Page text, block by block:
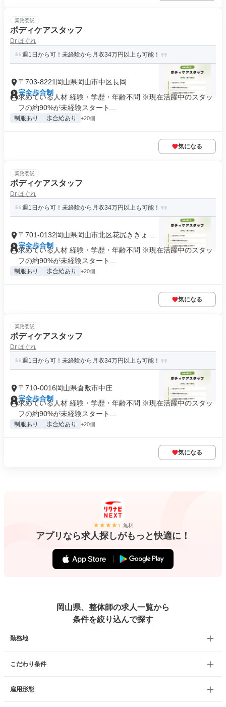
業務委託
ボディケアスタッフ
Dr ほぐれ
週1日から可！未経験から月収34万円以上も可能！
〒703-8221岡山県岡山市中区長岡
完全歩合制
求めている人材 経験・学歴・年齢不問 ※現在活躍中のスタッ
フの約90%が未経験スタート...
制服あり 歩合給あり +20個
気になる
業務委託
ボディケアスタッフ
Dr ほぐれ
週1日から可！未経験から月収34万円以上も可能！
〒701-0132岡山県岡山市北区花尻ききょう
町
完全歩合制
求めている人材 経験・学歴・年齢不問 ※現在活躍中のスタッ
フの約90%が未経験スタート...
制服あり 歩合給あり +20個
気になる
業務委託
ボディケアスタッフ
Dr ほぐれ
週1日から可！未経験から月収34万円以上も可能！
〒710-0016岡山県倉敷市中庄
完全歩合制
求めている人材 経験・学歴・年齢不問 ※現在活躍中のスタッ
フの約90%が未経験スタート...
制服あり 歩合給あり +20個
気になる
無料
アプリなら求人探しがもっと快適に！
岡山県、整体師の求人一覧から
条件を絞り込んで探す
勤務地
こだわり条件
雇用形態